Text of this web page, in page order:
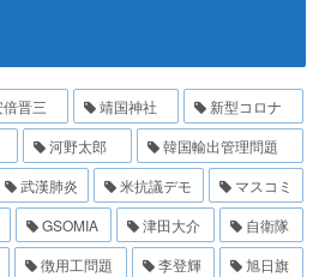
倍晋三 靖国神社
新型コロナ
河野太郎
韓国輸出管理問題
武漢肺炎 米抗議デモ
マスコミ
GSOMIA 津田大介
自衛隊
徴用工問題 李登輝
旭日旗